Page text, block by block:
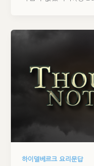
하이델베르크 요리문답